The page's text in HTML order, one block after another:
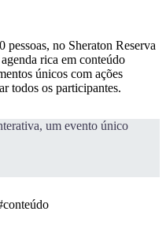
no Sheraton Reserva
rica em conteúdo
únicos com ações
todos os participantes.
um evento único